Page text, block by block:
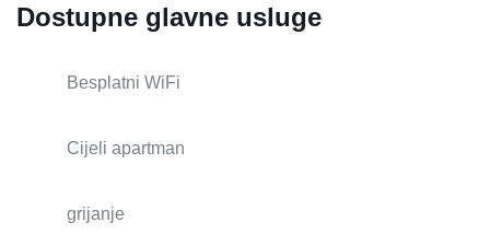
Dostupne glavne usluge
Besplatni WiFi
Cijeli apartman
grijanje